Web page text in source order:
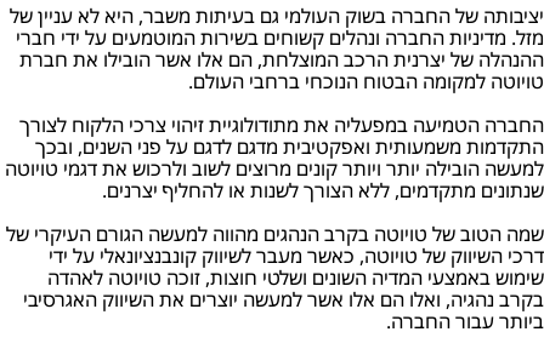
יציבותה של החברה בשוק העולמי גם בעיתות משבר, היא לא עניין של
מזל. מדיניות החברה ונהלים קשוחים בשירות המוטמעים על ידי חברי
ההנהלה של יצרנית הרכב המוצלחת, הם אלו אשר הובילו את חברת
טויוטה למקומה הבטוח הנוכחי ברחבי העולם.
החברה הטמיעה במפעליה את מתודולוגיית זיהוי צרכי הלקוח לצורך
התקדמות משמעותית ואפקטיבית מדגם לדגם על פני השנים, ובכך
למעשה הובילה יותר ויותר קונים מרוצים לשוב ולרכוש את דגמי טויוטה
שנתונים מתקדמים, ללא הצורך לשנות או להחליף יצרנים.
שמה הטוב של טויוטה בקרב הנהגים מהווה למעשה הגורם העיקרי של
דרכי השיווק של טויוטה, כאשר מעבר לשיווק קונבנציונאלי על ידי
שימוש באמצעי המדיה השונים ושלטי חוצות, זוכה טויוטה לאהדה
בקרב נהגיה, ואלו הם אלו אשר למעשה יוצרים את השיווק האגרסיבי
ביותר עבור החברה.